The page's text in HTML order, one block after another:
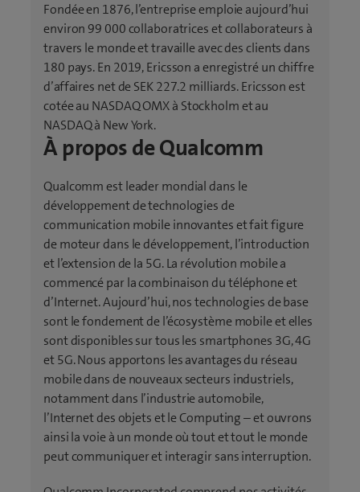
u
v
r
e
u
n
n
u
v
e
l
l
e
f
e
n
ê
t
r
e
)
Fondée en 1876, l’entreprise emploie aujourd’hui
environ 99 000 collaboratrices et collaborateurs à
travers le monde et travaille avec des clients dans
180 pays. En 2019, Ericsson a enregistré un chiffre
d’affaires net de SEK 227.2 milliards. Ericsson est
cotée au NASDAQ OMX à Stockholm et au
NASDAQ à New York.
À propos de Qualcomm
Qualcomm est leader mondial dans le
développement de technologies de
communication mobile innovantes et fait figure
de moteur dans le développement, l’introduction
et l’extension de la 5G. La révolution mobile a
commencé par la combinaison du téléphone et
d’Internet. Aujourd’hui, nos technologies de base
sont le fondement de l’écosystème mobile et elles
sont disponibles sur tous les smartphones 3G, 4G
et 5G. Nous apportons les avantages du réseau
mobile dans de nouveaux secteurs industriels,
notamment dans l’industrie automobile,
l’Internet des objets et le Computing – et ouvrons
ainsi la voie à un monde où tout et tout le monde
peut communiquer et interagir sans interruption.